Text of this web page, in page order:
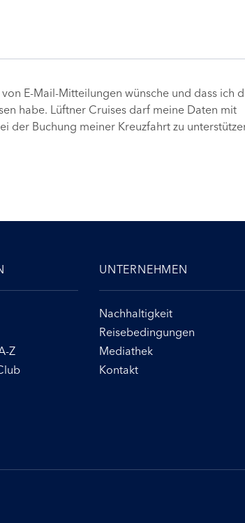
E-Mail-Mitteilungen wünsche und dass ich
habe. Lüftner Cruises darf meine Daten mit
der Buchung meiner Kreuzfahrt zu
Z
UNTERNEHMEN
Nachhaltigkeit
Reisebedingungen
Mediathek
Kontakt